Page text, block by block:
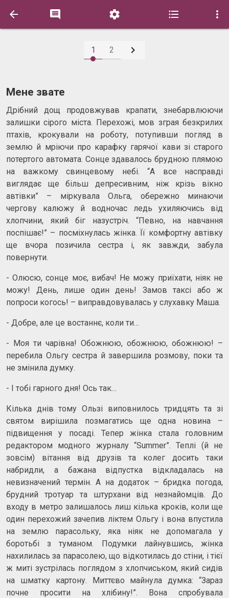
    
1 2 
Мене звате
Дрібний дощ продовжував крапати, знебарвлюючи
залишки сірого міста. Перехожі, мов зграя безкрилих
птахів, крокували на роботу, потупивши погляд в
землю й мріючи про карафку гарячої кави зі старого
потертого автомата. Сонце здавалось брудною плямою
на важкому свинцевому небі. “А все насправді
виглядає ще більш депресивним, ніж крізь вікно
автівки” – міркувала Ольга, обережно минаючи
чергову калюжу й водночас ледь ухиляючись від
хлопчини, який біг назустріч. “Певно, на навчання
поспішає!” – посміхнулась жінка. Її комфортну автівку
ще вчора позичила сестра і, як завжди, забула
повернути.
- Олюсю, сонце моє, вибач! Не можу приїхати, ніяк не
можу! День, лише один день! Замов таксі або ж
попроси когось! – виправдовувалась у слухавку Маша.
- Добре, але це востаннє, коли ти…
- Моя ти чарівна! Обожнюю, обожнюю, обожнюю! –
перебила Ольгу сестра й завершила розмову, поки та
не змінила думку.
- І тобі гарного дня! Ось так…
Кілька днів тому Ользі виповнилось тридцять та зі
святом вирішила позмагатись ще одна новина –
підвищення у посаді. Тепер жінка стала головним
редактором модного журналу “Summer”. Теплі (й не
зовсім) вітання від друзів та колег досить таки
набридли, а бажана відпустка відкладалась на
невизначений термін. А на додаток – бридка погода,
брудний тротуар та штурхани від незнайомців. До
входу в метро залишалось лиш кілька кроків, коли ще
один перехожий зачепив ліктем Ольгу і вона впустила
на землю парасольку, яка ніяк не допомагала у
боротьбі з туманом. Подумки лайнувшись, жінка
нахилилась за парасолею, що відкотилась до стіни, і тієї
ж миті зустрілась поглядом з хлопчиськом, який сидів
на шматку картону. Миттєво майнула думка: “Зараз
почне просити на хлібину!”. Вона спробувала